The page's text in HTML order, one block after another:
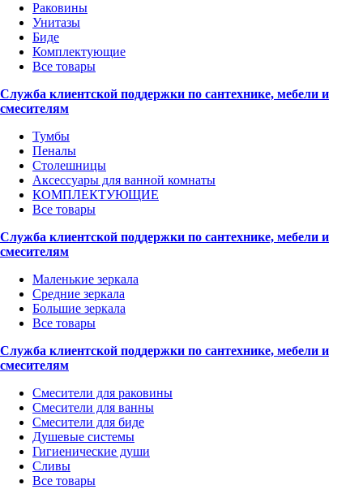
Раковины
Унитазы
Биде
Комплектующие
Все товары
Служба клиентской поддержки по сантехнике, мебели и
смесителям
Тумбы
Пеналы
Столешницы
Аксессуары для ванной комнаты
КОМПЛЕКТУЮЩИЕ
Все товары
Служба клиентской поддержки по сантехнике, мебели и
смесителям
Маленькие зеркала
Средние зеркала
Большие зеркала
Все товары
Служба клиентской поддержки по сантехнике, мебели и
смесителям
Смесители для раковины
Смесители для ванны
Смесители для биде
Душевые системы
Гигиенические души
Сливы
Все товары